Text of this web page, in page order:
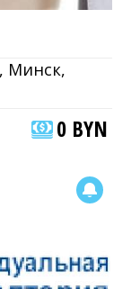
Минск,
0 BYN